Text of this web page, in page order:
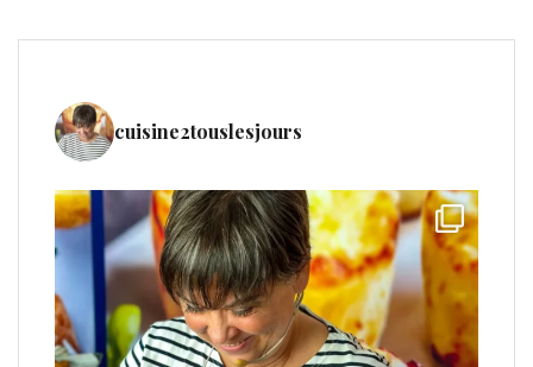
cuisine2touslesjours